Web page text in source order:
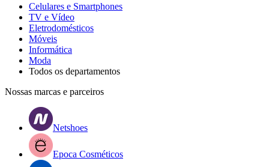
Celulares e Smartphones
TV e Vídeo
Eletrodomésticos
Móveis
Informática
Moda
Todos os departamentos
Nossas marcas e parceiros
Netshoes
Epoca Cosméticos